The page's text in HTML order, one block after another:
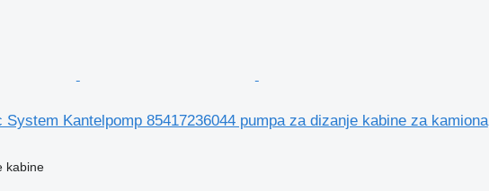
System Kantelpomp 85417236044 pumpa za dizanje kabine za kamiona
kabine